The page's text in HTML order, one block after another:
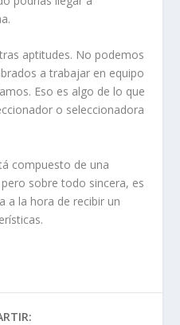
aptitudes. No podemos
a trabajar en equipo
Eso es algo de lo que
o seleccionadora
compuesto de una
sobre todo sincera, es
a la hora de recibir un